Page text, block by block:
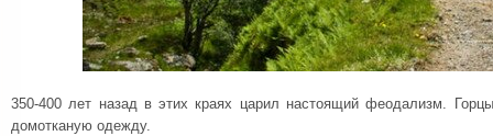
350-400 лет назад в этих краях царил настоящий феодализм.
домотканую одежду.